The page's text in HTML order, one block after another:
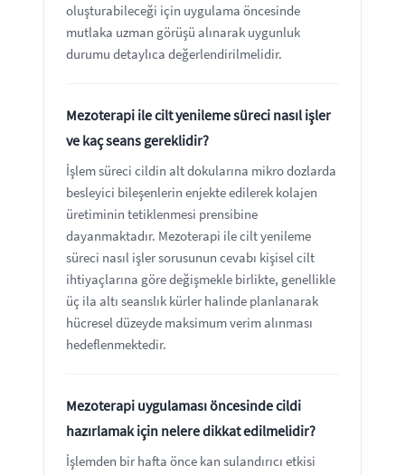
oluşturabileceği için uygulama öncesinde
mutlaka uzman görüşü alınarak uygunluk
durumu detaylıca değerlendirilmelidir.
Mezoterapi ile cilt yenileme süreci nasıl işler
ve kaç seans gereklidir?
İşlem süreci cildin alt dokularına mikro dozlarda
besleyici bileşenlerin enjekte edilerek kolajen
üretiminin tetiklenmesi prensibine
dayanmaktadır. Mezoterapi ile cilt yenileme
süreci nasıl işler sorusunun cevabı kişisel cilt
ihtiyaçlarına göre değişmekle birlikte, genellikle
üç ila altı seanslık kürler halinde planlanarak
hücresel düzeyde maksimum verim alınması
hedeflenmektedir.
Mezoterapi uygulaması öncesinde cildi
hazırlamak için nelere dikkat edilmelidir?
İşlemden bir hafta önce kan sulandırıcı etkisi